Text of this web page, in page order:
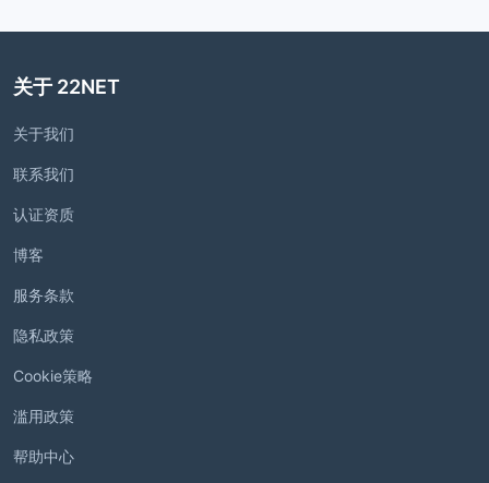
关于 22NET
关于我们
联系我们
认证资质
博客
服务条款
隐私政策
Cookie策略
滥用政策
帮助中心